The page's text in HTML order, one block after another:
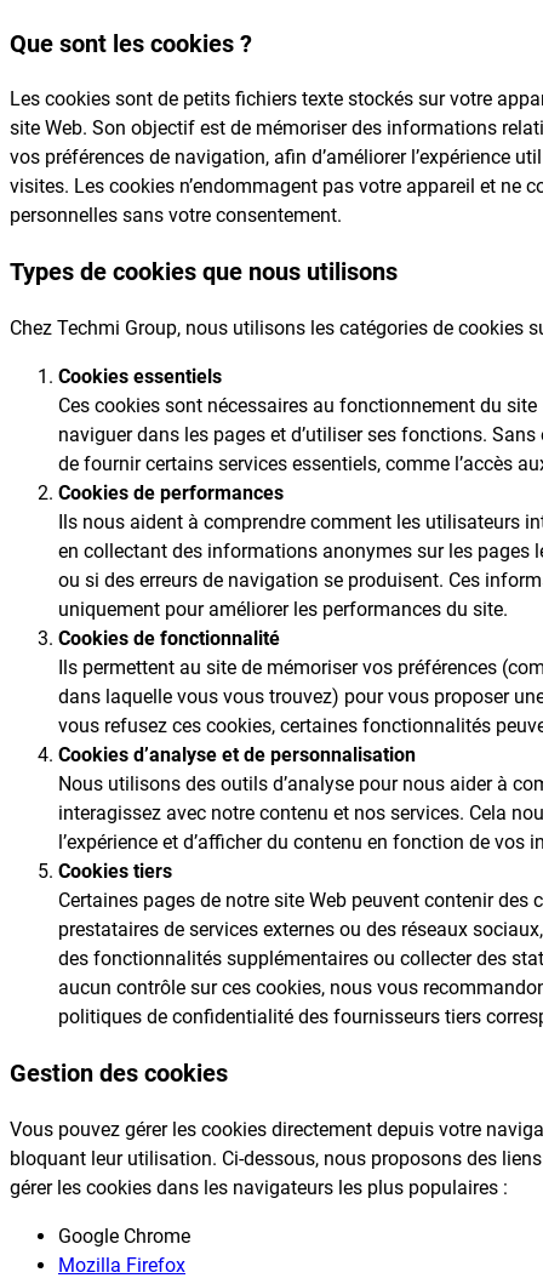
Que sont les cookies ?
Les cookies sont de petits fichiers texte stockés sur votre
site Web. Son objectif est de mémoriser des informations
vos préférences de navigation, afin d’améliorer l’expérience
visites. Les cookies n’endommagent pas votre appareil et ne
personnelles sans votre consentement.
Types de cookies que nous utilisons
Chez Techmi Group, nous utilisons les catégories de cookies
Cookies essentiels
Ces cookies sont nécessaires au fonctionnement du
naviguer dans les pages et d’utiliser ses fonctions.
de fournir certains services essentiels, comme l’accès
Cookies de performances
Ils nous aident à comprendre comment les utilisateurs
en collectant des informations anonymes sur les pages
ou si des erreurs de navigation se produisent. Ces
uniquement pour améliorer les performances du site.
Cookies de fonctionnalité
Ils permettent au site de mémoriser vos préférences
dans laquelle vous vous trouvez) pour vous proposer
vous refusez ces cookies, certaines fonctionnalités
Cookies d’analyse et de personnalisation
Nous utilisons des outils d’analyse pour nous aider à
interagissez avec notre contenu et nos services. Cela
l’expérience et d’afficher du contenu en fonction de vos
Cookies tiers
Certaines pages de notre site Web peuvent contenir des
prestataires de services externes ou des réseaux
des fonctionnalités supplémentaires ou collecter des
aucun contrôle sur ces cookies, nous vous
politiques de confidentialité des fournisseurs tiers
Gestion des cookies
Vous pouvez gérer les cookies directement depuis votre
bloquant leur utilisation. Ci-dessous, nous proposons des
gérer les cookies dans les navigateurs les plus populaires :
Google Chrome
Mozilla Firefox